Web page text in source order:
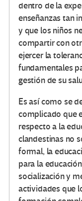
dentro de la
enseñanzas tan
y que los niños
compartir con
ejercer la
fundamentales
gestión de su
Es así como se
complicado que
respecto a la
clandestinas no
formal, la
para la
socialización y
actividades que